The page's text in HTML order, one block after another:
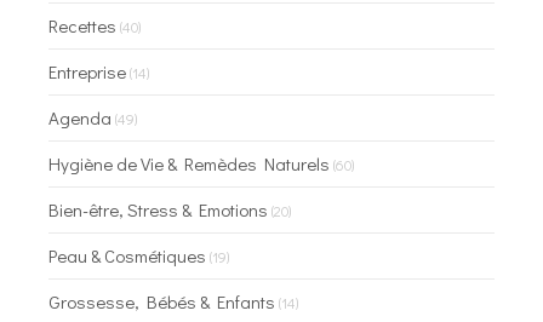
Recettes (40)
Entreprise(14)
Agenda (49)
Hygiène de Vie & Remèdes Naturels (60)
Bien-être, Stress & Emotions (20)
Peau & Cosmétiques (19)
Grossesse, Bébés & Enfants (14)